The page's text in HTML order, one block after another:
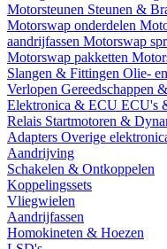
Motorsteunen Steunen &
Motorswap onderdelen
aandrijfassen Motorswap
Motorswap pakketten
Slangen & Fittingen Olie-
Verlopen Gereedschappen
Elektronica & ECU ECU's
Relais Startmotoren &
Adapters Overige
Aandrijving
Schakelen & Ontkoppelen
Koppelingssets
Vliegwielen
Aandrijfassen
Homokineten & Hoezen